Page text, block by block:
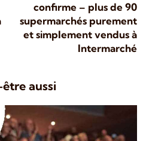
confirme – plus de 90
supermarchés purement
et simplement vendus à
Intermarché
aussi